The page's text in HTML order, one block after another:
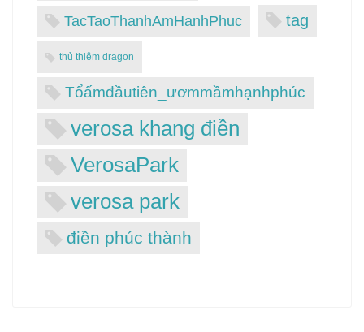
TacTaoThanhAmHanhPhuc tag
thủ thiêm dragon
Tổấmđầutiên_ươmmầmhạnhphúc
verosa khang điền
VerosaPark
verosa park
điền phúc thành